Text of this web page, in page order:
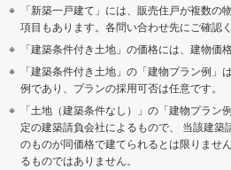
「新築一戸建て」には、販売住戸が複数の
項目もあります。各問い合わせ先にご確認く
「建築条件付き土地」の価格には、建物価
「建築条件付き土地」の「建物プラン例」
例であり、プランの採用可否は任意です。
「土地（建築条件なし）」の「建物プラン
定の建築請負会社によるもので、 当該建築
のものが同価格で建てられるとは限りませ
るものではありません。